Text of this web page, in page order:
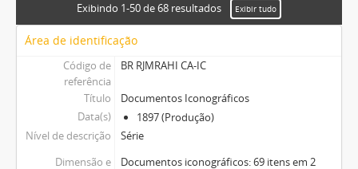
Exibindo 1-50 de 68 resultados Exibir tudo
Área de identificação
Código de
referência
BR RJMRAHI CA-IC
Título
Documentos Iconográficos
Data(s)
1897 (Produção)
Nível de descrição
Série
Dimensão e
Documentos iconográficos: 69 itens em 2